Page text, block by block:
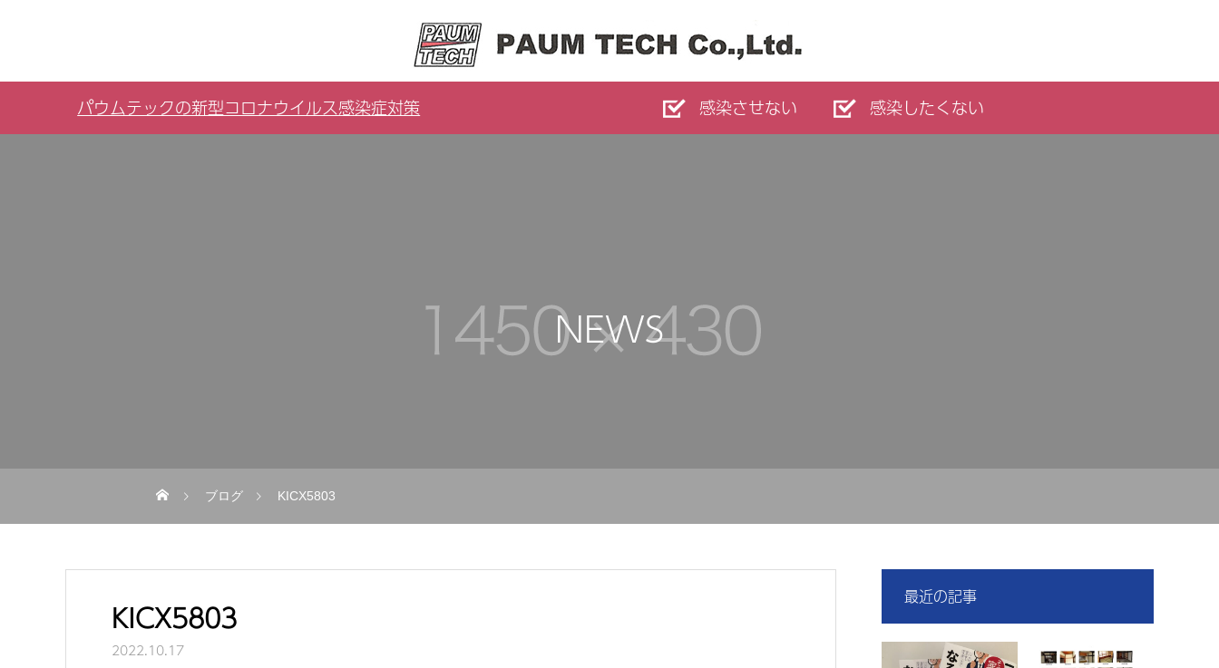
パウムテックの新型コロナウイルス感染症対策 感染させない 感染したくない
NEWS
ブログ KICX5803
KICX5803
2022.10.17
最近の記事